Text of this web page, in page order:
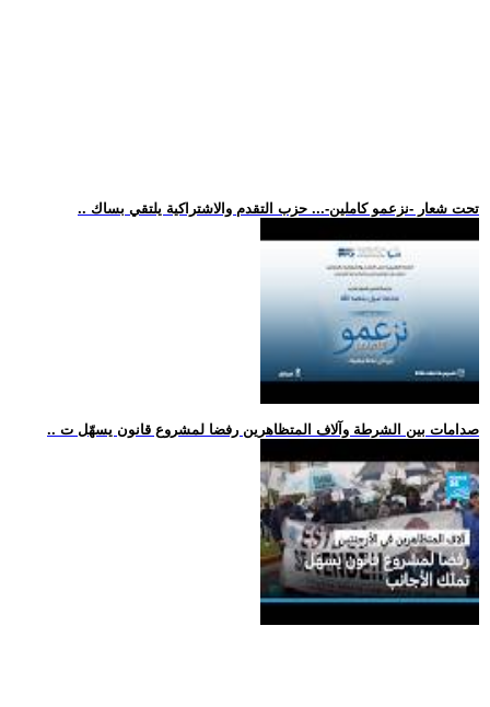
.. تحت شعار -نزعمو كاملين-... حزب التقدم والاشتراكية يلتقي بساك
.. صدامات بين الشرطة وآلاف المتظاهرين رفضا لمشروع قانون يسهّل ت